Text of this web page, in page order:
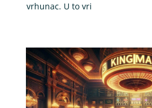
vrhunac. U to vri